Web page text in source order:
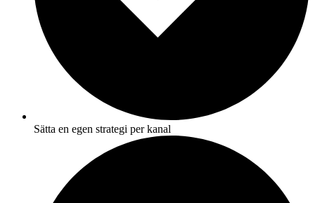
Sätta en egen strategi per kanal